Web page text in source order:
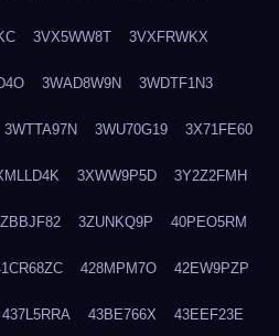
3VX5WW8T 3VXFRWKX
3WAD8W9N 3WDTF1N3
3WTTA97N 3WU70G19 3X71FE60
3XWW9P5D 3Y2Z2FMH
3ZUNKQ9P 40PEO5RM
428MPM7O 42EW9PZP
437L5RRA 43BE766X 43EEF23E